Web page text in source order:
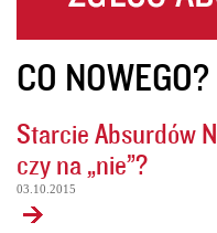
CO NOWEGO?
Starcie Absurdów
czy na „nie”?
03.10.2015